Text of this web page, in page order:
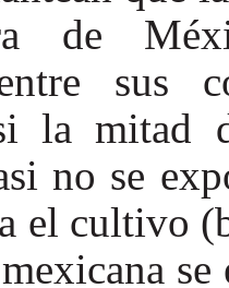
de
entre sus
la mitad
no se
el cultivo